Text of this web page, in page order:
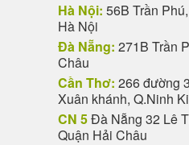
Hà Nội: 56B Trần
Hà Nội
Đà Nẵng: 271B Trần
Châu
Cần Thơ: 266 đường
Xuân khánh, Q.Ninh
CN 5Đà Nẵng 32 Lê
Quận Hải Châu